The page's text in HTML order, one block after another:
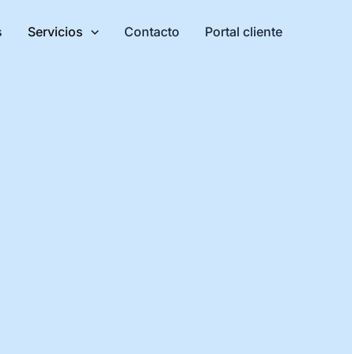
Servicios Contacto Portal cliente